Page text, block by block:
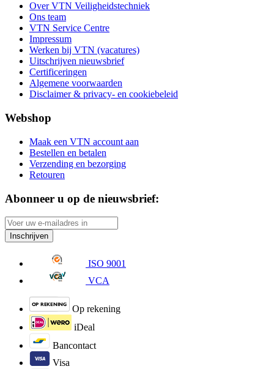
Over VTN Veiligheidstechniek
Ons team
VTN Service Centre
Impressum
Werken bij VTN (vacatures)
Uitschrijven nieuwsbrief
Certificeringen
Algemene voorwaarden
Disclaimer & privacy- en cookiebeleid
Webshop
Maak een VTN account aan
Bestellen en betalen
Verzending en bezorging
Retouren
Abonneer u op de nieuwsbrief:
Inschrijven
ISO 9001
VCA
Op rekening
iDeal
Bancontact
Visa